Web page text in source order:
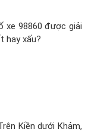
xe 98860 được giải
hay xấu?
Kiền dưới Khảm,